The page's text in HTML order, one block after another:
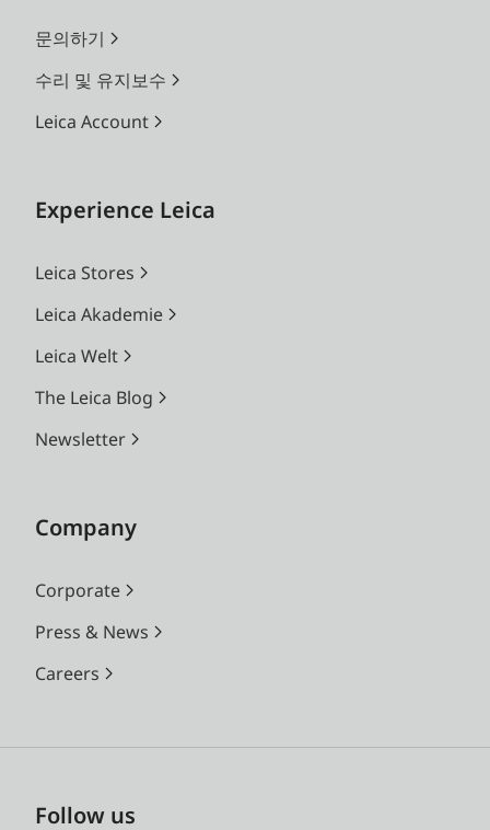
문의하기
수리 및 유지보수
Leica Account
Experience Leica
Leica Stores
Leica Akademie
Leica Welt
The Leica Blog
Newsletter
Company
Corporate
Press & News
Careers
Follow us